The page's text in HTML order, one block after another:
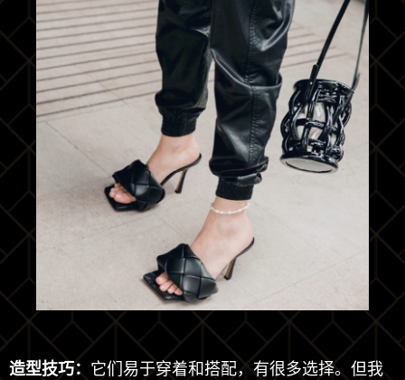
造型技巧： 它们易于穿着和搭配，有很多选择。但我